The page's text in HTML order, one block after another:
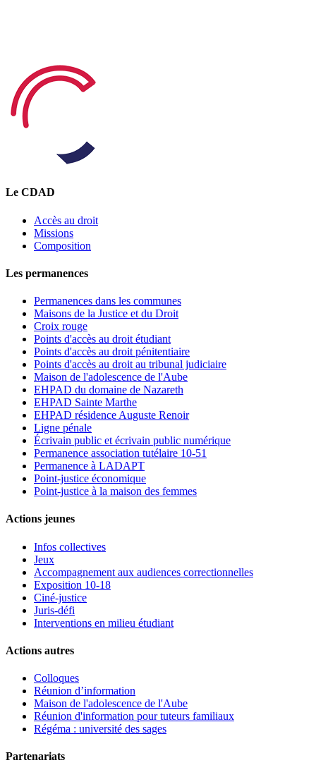
Le CDAD
Accès au droit
Missions
Composition
Les permanences
Permanences dans les communes
Maisons de la Justice et du Droit
Croix rouge
Points d'accès au droit étudiant
Points d'accès au droit pénitentiaire
Points d'accès au droit au tribunal judiciaire
Maison de l'adolescence de l'Aube
EHPAD du domaine de Nazareth
EHPAD Sainte Marthe
EHPAD résidence Auguste Renoir
Ligne pénale
Écrivain public et écrivain public numérique
Permanence association tutélaire 10-51
Permanence à LADAPT
Point-justice économique
Point-justice à la maison des femmes
Actions jeunes
Infos collectives
Jeux
Accompagnement aux audiences correctionnelles
Exposition 10-18
Ciné-justice
Juris-défi
Interventions en milieu étudiant
Actions autres
Colloques
Réunion d’information
Maison de l'adolescence de l'Aube
Réunion d'information pour tuteurs familiaux
Régéma : université des sages
Partenariats